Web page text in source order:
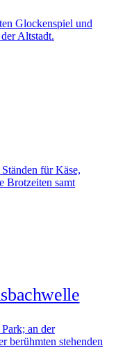
Glockenspiel und
Altstadt.
für Käse,
Brotzeiten samt
an der
berühmten stehenden